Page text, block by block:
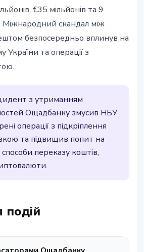
2 хв читання
€35 мільйонів та 9
Міжнародний скандал між
безпосередньо вплинув на
України та операції з
з утриманням
Ощадбанку змусив НБУ
операції з підкріплення
та підвищив попит на
переказу коштів,
подій